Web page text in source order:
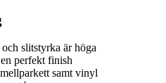
slitstyrka är höga
perfekt finish
samt vinyl